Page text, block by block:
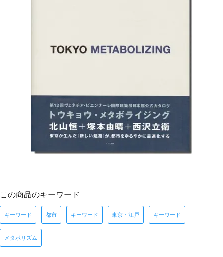
この商品のキーワード
キーワード 都市 キーワード 東京・江戸 キーワード
メタボリズム